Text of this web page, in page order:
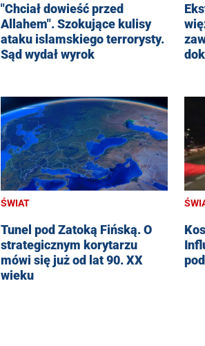
"Chciał dowieść przed
Allahem". Szokujące kulisy
ataku islamskiego terrorysty.
Sąd wydał wyrok
ŚWIAT
Tunel pod Zatoką Fińską. O
strategicznym korytarzu
mówi się już od lat 90. XX
wieku